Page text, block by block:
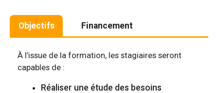
À l’issue de la formation, les stagiaires seront
capables de :
Réaliser une étude des besoins
Objectifs Financement